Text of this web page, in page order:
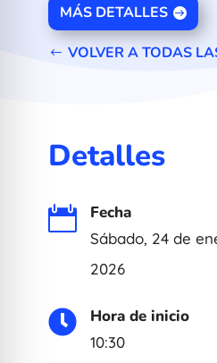
MÁS DETALLES
VOLVER A TODAS
Detalles
 Fecha
Sábado, 24 de
2026
 Hora de inicio
10:30